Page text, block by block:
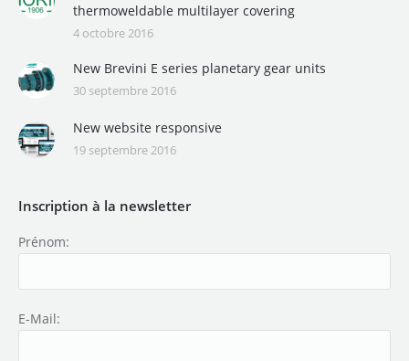
thermoweldable multilayer covering
4 octobre 2016
New Brevini E series planetary gear units
30 septembre 2016
New website responsive
19 septembre 2016
Inscription à la newsletter
Prénom:
E-Mail: